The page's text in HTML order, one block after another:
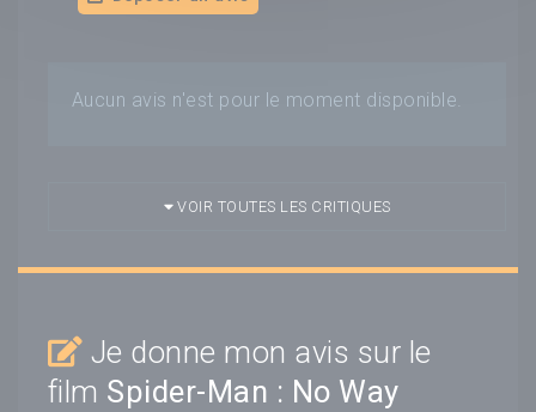
Aucun avis n'est pour le moment disponible.
VOIR TOUTES LES CRITIQUES
Je donne mon avis sur le
film Spider-Man : No Way